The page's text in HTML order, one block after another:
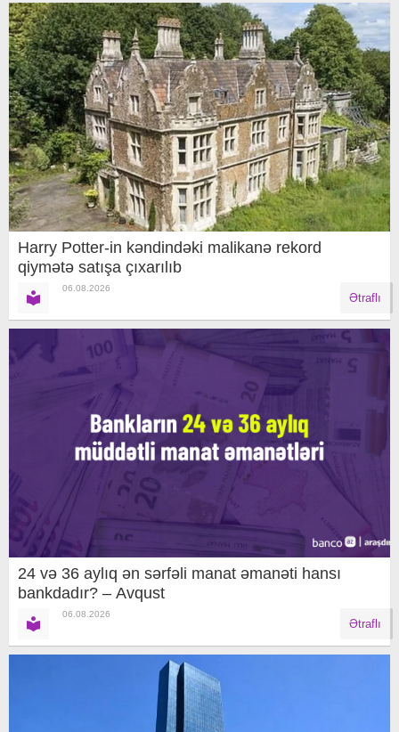
Harry Potter-in kəndindəki malikanə rekord
qiymətə satışa çıxarılıb
06.08.2026
Ətraflı
24 və 36 aylıq ən sərfəli manat əmanəti hansı
bankdadır? – Avqust
06.08.2026
Ətraflı